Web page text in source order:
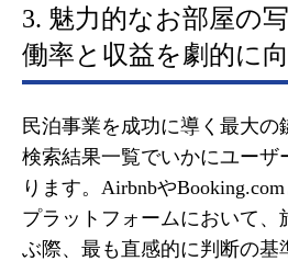
3. 魅力的なお部屋の
働率と収益を劇的に
民泊事業を成功に導く最大の
検索結果一覧でいかにユーザ
ります。Airbnbや
プラットフォームにおいて、
ぶ際、最も直感的に判断の基